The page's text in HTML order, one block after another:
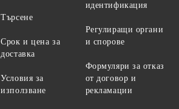
Търсене
Срок и цена за
доставка
Условия за
използване
идентификация
Регулиращи органи
и спорове
Формуляри за отказ
от договор и
рекламации